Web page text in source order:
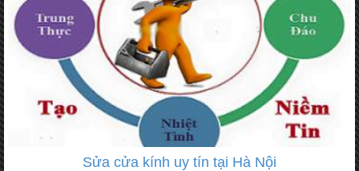
Sửa cửa kính uy tín tại Hà Nội